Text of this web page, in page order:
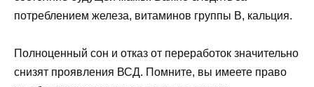
потреблением железа, витаминов группы В, кальция.
Полноценный сон и отказ от переработок значительно
снизят проявления ВСД. Помните, вы имеете право